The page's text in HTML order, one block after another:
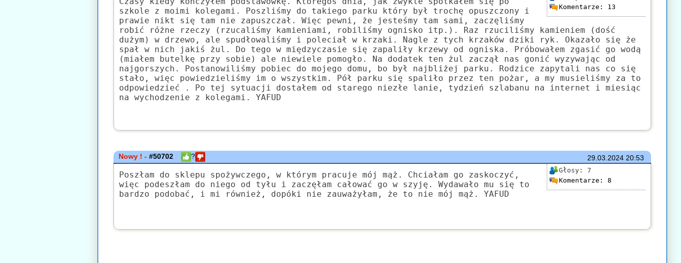
Komentarze: 13
szkole z moimi kolegami. Poszliśmy do takiego parku który był trochę opuszczony i
prawie nikt się tam nie zapuszczał. Więc pewni, że jesteśmy tam sami, zaczęliśmy
robić różne rzeczy (rzucaliśmy kamieniami, robiliśmy ognisko itp.). Raz rzuciliśmy kamieniem (dość
dużym) w drzewo, ale spudłowaliśmy i poleciał w krzaki. Nagle z tych krzaków dziki ryk. Okazało się że
spał w nich jakiś żul. Do tego w międzyczasie się zapaliły krzewy od ogniska. Próbowałem zgasić go wodą
(miałem butelkę przy sobie) ale niewiele pomogło. Na dodatek ten żul zaczął nas gonić wyzywając od
najgorszych. Postanowiliśmy pobiec do mojego domu, bo był najbliżej parku. Rodzice zapytali nas co się
stało, więc powiedzieliśmy im o wszystkim. Pół parku się spaliło przez ten pożar, a my musieliśmy za to
odpowiedzieć . Po tej sytuacji dostałem od starego niezłe lanie, tydzień szlabanu na internet i miesiąc
na wychodzenie z kolegami. YAFUD
29.03.202420:53
Nowy ! -#50702 ?
Głosy: 7
Komentarze: 8
Poszłam do sklepu spożywczego, w którym pracuje mój mąż. Chciałam go zaskoczyć,
więc podeszłam do niego od tyłu i zaczęłam całować go w szyję. Wydawało mu się to
bardzo podobać, i mi również, dopóki nie zauważyłam, że to nie mój mąż. YAFUD